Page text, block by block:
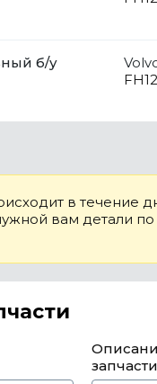
б/у
в течение
вам детали по
запчасти